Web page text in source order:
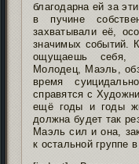
благодарна ей за
в пучине
захватывали её,
значимых событий.
ощущаешь себя,
Молодец, Маэль,
время
справятся с
ещё годы и годы
должна будет так
Маэль сил и она,
к остальной группе